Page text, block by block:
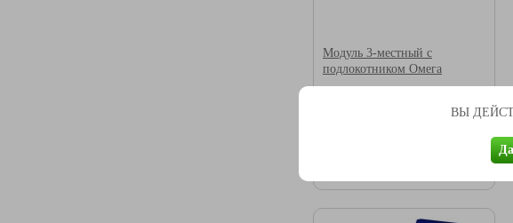
ВЫ
Модуль 3-местный с
подлокотником Омега